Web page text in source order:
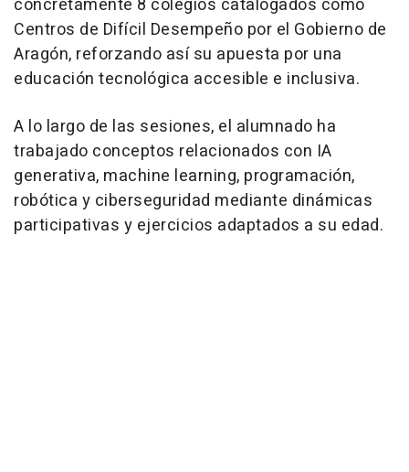
concretamente 8 colegios catalogados como
Centros de Difícil Desempeño por el Gobierno de
Aragón, reforzando así su apuesta por una
educación tecnológica accesible e inclusiva.
A lo largo de las sesiones, el alumnado ha
trabajado conceptos relacionados con IA
generativa, machine learning, programación,
robótica y ciberseguridad mediante dinámicas
participativas y ejercicios adaptados a su edad.